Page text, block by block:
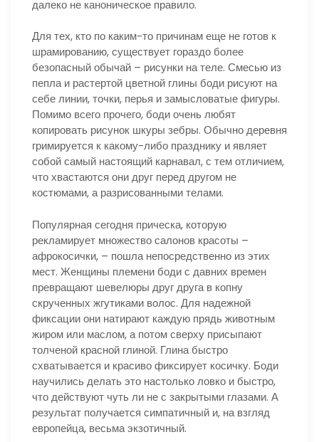
далеко не каноническое правило.
Для тех, кто по каким-то причинам еще не готов к
шрамированию, существует гораздо более
безопасный обычай – рисунки на теле. Смесью из
пепла и растертой цветной глины боди рисуют на
себе линии, точки, перья и замысловатые фигуры.
Помимо всего прочего, боди очень любят
копировать рисунок шкуры зебры. Обычно деревня
гримируется к какому-либо празднику и являет
собой самый настоящий карнавал, с тем отличием,
что хвастаются они друг перед другом не
костюмами, а разрисованными телами.
Популярная сегодня прическа, которую
рекламирует множество салонов красоты –
афрокосички, – пошла непосредственно из этих
мест. Женщины племени боди с давних времен
превращают шевелюры друг друга в копну
скрученных жгутиками волос. Для надежной
фиксации они натирают каждую прядь животным
жиром или маслом, а потом сверху присыпают
толченой красной глиной. Глина быстро
схватывается и красиво фиксирует косичку. Боди
научились делать это настолько ловко и быстро,
что действуют чуть ли не с закрытыми глазами. А
результат получается симпатичный и, на взгляд
европейца, весьма экзотичный.